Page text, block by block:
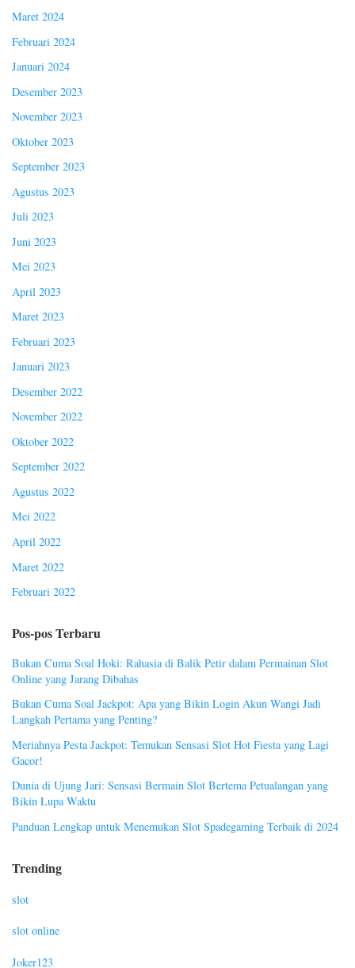
Maret 2024
Februari 2024
Januari 2024
Desember 2023
November 2023
Oktober 2023
September 2023
Agustus 2023
Juli 2023
Juni 2023
Mei 2023
April 2023
Maret 2023
Februari 2023
Januari 2023
Desember 2022
November 2022
Oktober 2022
September 2022
Agustus 2022
Mei 2022
April 2022
Maret 2022
Februari 2022
Pos-pos Terbaru
Bukan Cuma Soal Hoki: Rahasia di Balik Petir dalam Permainan Slot
Online yang Jarang Dibahas
Bukan Cuma Soal Jackpot: Apa yang Bikin Login Akun Wangi Jadi
Langkah Pertama yang Penting?
Meriahnya Pesta Jackpot: Temukan Sensasi Slot Hot Fiesta yang Lagi
Gacor!
Dunia di Ujung Jari: Sensasi Bermain Slot Bertema Petualangan yang
Bikin Lupa Waktu
Panduan Lengkap untuk Menemukan Slot Spadegaming Terbaik di 2024
Trending
slot
slot online
Joker123